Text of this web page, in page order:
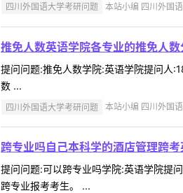
四川外国语大学考研问题 本站小编 四川外国
推免人数英语学院各专业的推免人
提问问题:推免人数学院:英语学院提问人
数 ...
四川外国语大学考研问题 本站小编 四川外国
跨专业吗自己本科学的酒店管理跨
提问问题:可以跨专业吗学院:英语学院提
跨专业报考考生。 ...